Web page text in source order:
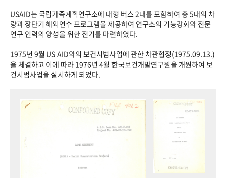
USAID는 국립가족계획연구소에 대형 버스 2대를 포함하여 총 5대의 차
량과 장단기 해외연수 프로그램을 제공하여 연구소의 기능강화와 전문
연구 인력의 양성을 위한 전기를 마련하였다.
1975년 9월 US AID와의 보건시범사업에 관한 차관협정(1975.09.13.)
을 체결하고 이에 따라 1976년 4월 한국보건개발연구원을 개원하여 보
건시범사업을 실시하게 되었다.